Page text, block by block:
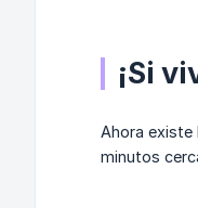
¡Si
Ahora existe
minutos